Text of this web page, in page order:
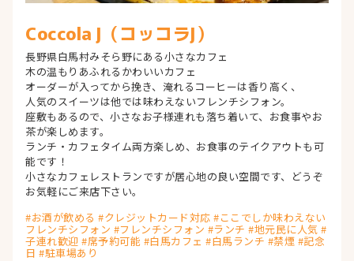
Coccola J（コッコラJ）
長野県白馬村みそら野にある小さなカフェ
木の温もりあふれるかわいいカフェ
オーダーが入ってから挽き、淹れるコーヒーは香り高く、
人気のスイーツは他では味わえないフレンチシフォン。
座敷もあるので、小さなお子様連れも落ち着いて、お食事やお
茶が楽しめます。
ランチ・カフェタイム両方楽しめ、お食事のテイクアウトも可
能です！
小さなカフェレストランですが居心地の良い空間です、どうぞ
お気軽にご来店下さい。
#お酒が飲める #クレジットカード対応 #ここでしか味わえない
フレンチシフォン #フレンチシフォン #ランチ #地元民に人気 #
子連れ歓迎 #席予約可能 #白馬カフェ #白馬ランチ #禁煙 #記念
日 #駐車場あり